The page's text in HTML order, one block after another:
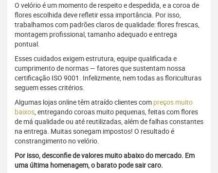
O velório é um momento de respeito e despedida, e a coroa de
flores escolhida deve refletir essa importância. Por isso,
trabalhamos com padrões claros de qualidade: flores frescas,
montagem profissional, tamanho adequado e entrega
pontual.
Esses cuidados exigem estrutura, equipe qualificada e
cumprimento de normas — fatores que sustentam nossa
certificação ISO 9001. Infelizmente, nem todas as floriculturas
seguem esses critérios.
Algumas lojas online têm atraído clientes com preços muito
baixos, entregando coroas muito pequenas, feitas com flores
de má qualidade ou até reutilizadas, além de falhas constantes
na entrega. Muitas sonegam impostos! O resultado é
constrangimento no velório.
Por isso, desconfie de valores muito abaixo do mercado. Em
uma última homenagem, o barato pode sair caro.